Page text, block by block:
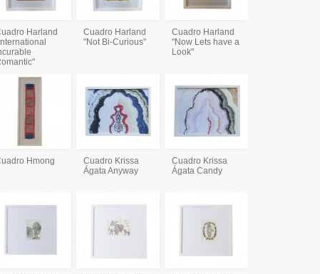
Harland
Cuadro Harland
"Not Bi-Curious"
Cuadro Harland
"Now Lets have a
Look"
Hmong
Cuadro Krissa
Ágata Anyway
Cuadro Krissa
Ágata Candy